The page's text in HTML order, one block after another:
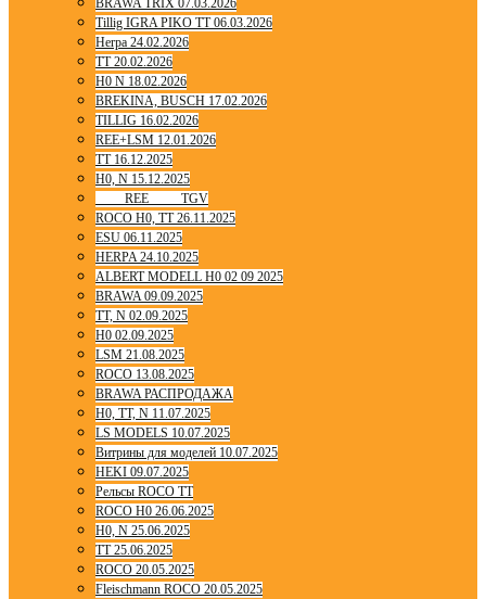
BRAWA TRIX 07.03.2026
Tillig IGRA PIKO TT 06.03.2026
Herpa 24.02.2026
TT 20.02.2026
H0 N 18.02.2026
BREKINA, BUSCH 17.02.2026
TILLIG 16.02.2026
REE+LSM 12.01.2026
TT 16.12.2025
H0, N 15.12.2025
____ REE ____ TGV
ROCO H0, TT 26.11.2025
ESU 06.11.2025
HERPA 24.10.2025
ALBERT MODELL H0 02 09 2025
BRAWA 09.09.2025
TT, N 02.09.2025
H0 02.09.2025
LSM 21.08.2025
ROCO 13.08.2025
BRAWA РАСПРОДАЖА
H0, TT, N 11.07.2025
LS MODELS 10.07.2025
Витрины для моделей 10.07.2025
HEKI 09.07.2025
Рельсы ROCO TT
ROCO H0 26.06.2025
H0, N 25.06.2025
TT 25.06.2025
ROCO 20.05.2025
Fleischmann ROCO 20.05.2025